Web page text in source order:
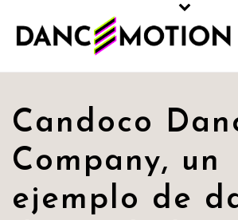
Candoco
Company, un
ejemplo de